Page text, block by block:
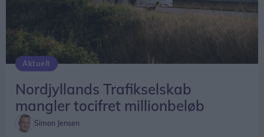
Aktuelt
Nordjyllands Trafikselskab
mangler tocifret millionbeløb
Simon Jensen